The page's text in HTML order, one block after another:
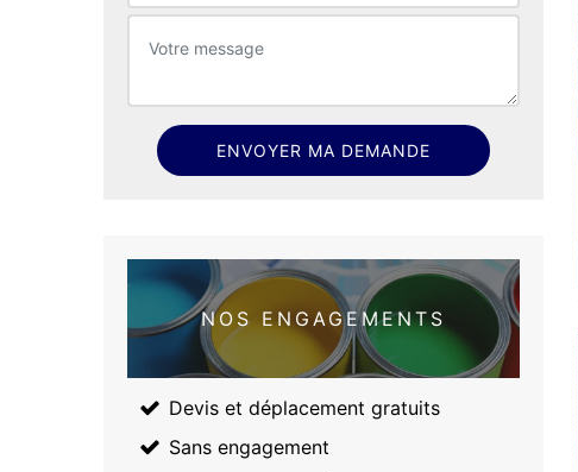
NOS ENGAGEMENTS
Devis et déplacement gratuits
Sans engagement